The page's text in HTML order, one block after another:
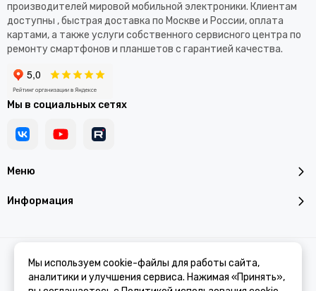
Меню
Информация
производителей мировой мобильной электроники. Клиентам
доступны , быстрая доставка по Москве и России, оплата
картами, а также услуги собственного сервисного центра по
ремонту смартфонов и планшетов с гарантией качества.
Мы в социальных сетях
2026 © Addroid.ru. Карта сайта
Мы используем cookie-файлы для работы сайта,
аналитики и улучшения сервиса. Нажимая «Принять»,